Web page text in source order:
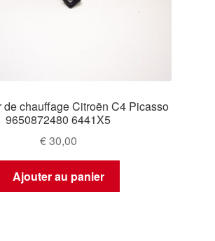
de chauffage Citroën C4 Picasso
9650872480 6441X5
€30,00
Ajouter au panier